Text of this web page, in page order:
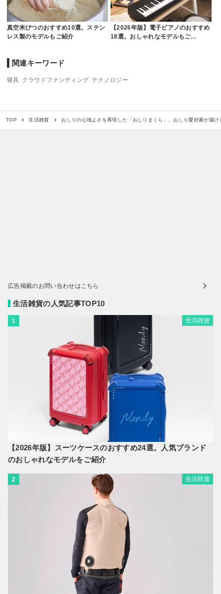
真空米びつのおすすめ10選。ステン
レス製のモデルもご紹介
【2026年版】電子ピアノのおすすめ
18選。おしゃれなモデルもご…
関連キーワード
寝具 クラウドファンディング テクノロジー
TOP 生活雑貨 おしりの心地よさを再現した「おしりまくら」。おしり愛好家が届け
広告掲載のお問い合わせはこちら
生活雑貨の人気記事TOP10
1 生活雑貨
【2026年版】スーツケースのおすすめ24選。人気ブランド
のおしゃれなモデルをご紹介
2 生活雑貨